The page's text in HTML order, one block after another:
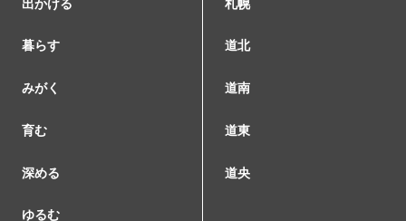
出かける
暮らす
みがく
育む
深める
ゆるむ
札幌
道北
道南
道東
道央